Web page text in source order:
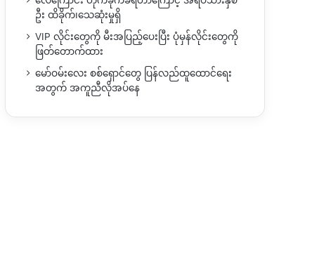
ဦး ထိခိုက်၊သေဆုံးမှုရှိ
VIP လိုင်းတွေကို မီးအပြည့်ပေးပြီး ပုံမှန်လိုင်းတွေကို
ဖြတ်တောက်ထား
မော်ဝမ်းလေး စစ်ရှောင်တွေ ပြန်လည်ထူထောင်ရေး
အတွက် အကူညီလိုအပ်နေ